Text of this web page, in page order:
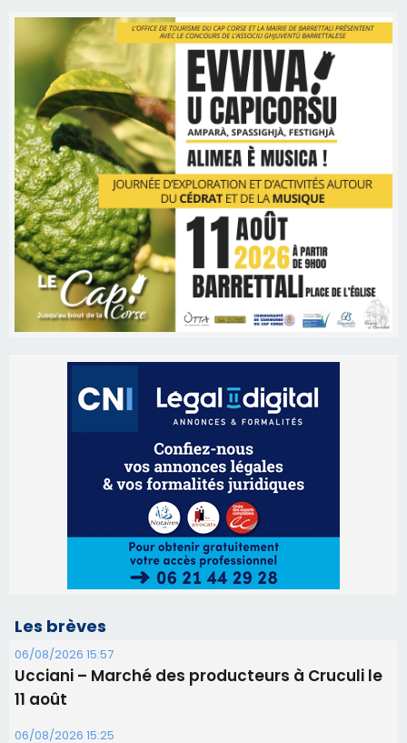
Les brèves
Ucciani – Marché des producteurs à Cruculi le
Corte – L’association A Nuciola organise une
projection sous les étoiles
Alata - Soirée Tango Argentin au stade de San
Benedetto
05/08/2026 09:53
Biguglia : messe de la Sainte-Marie et
procession le 14 août